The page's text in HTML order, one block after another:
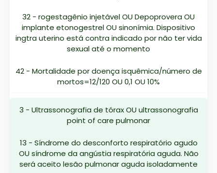
32 - rogestagênio injetável OU Depoprovera OU
implante etonogestrel OU sinonímia. Dispositivo
ingtra uterino está contra indicado por não ter vida
sexual até o momento
42 - Mortalidade por doença isquêmica/número de
mortos=12/120 OU 0,1 OU 10%
3 - Ultrassonografia de tórax OU ultrassonografia
point of care pulmonar
13 - Síndrome do desconforto respiratório agudo
OU síndrome da angústia respiratória aguda. Não
será aceito lesão pulmonar aguda isoladamente